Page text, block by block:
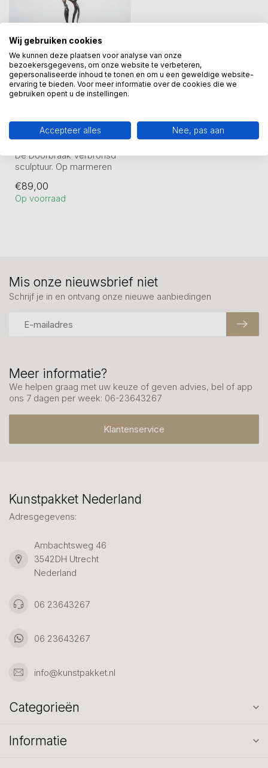
Bronzen beeld De
Doorbraak
De Doorbraak Verbronsd
sculptuur. Op marmeren
Hoogte 22 cm
€89,00
Op voorraad
Meer informatie?
We helpen graag met uw keuze of geven advies, bel of app
ons 7 dagen per week: 06-23643267
Klantenservice
Mis onze nieuwsbrief niet
Schrijf je in en ontvang onze nieuwe aanbiedingen
Kunstpakket Nederland
Adresgegevens:
Ambachtsweg 46
3542DH Utrecht
Nederland
06 23643267
06 23643267
info@kunstpakket.nl
Categorieën
Informatie
Wij gebruiken cookies
We kunnen deze plaatsen voor analyse van onze
bezoekersgegevens, om onze website te verbeteren,
gepersonaliseerde inhoud te tonen en om u een geweldige website-
ervaring te bieden. Voor meer informatie over de cookies die we
gebruiken opent u de instellingen.
Accepteer alles Nee, pas aan